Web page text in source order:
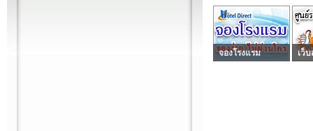
จองโรงแรม เว็